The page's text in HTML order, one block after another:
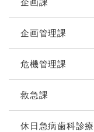
企画課
企画管理課
危機管理課
救急課
休日急病歯科診